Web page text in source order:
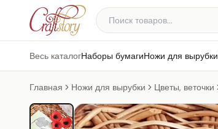
Весь каталогНаборы бумагиНожи для вырубки
Главная Ножи для вырубки Цветы, веточки